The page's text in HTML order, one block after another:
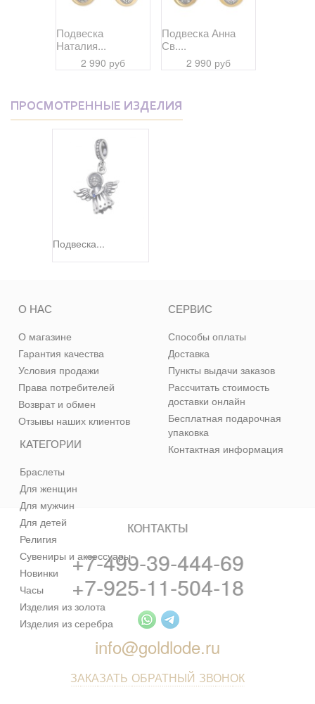
Подвеска
Наталия...
2 990 руб
Подвеска Анна
Св....
2 990 руб
ПРОСМОТРЕННЫЕ ИЗДЕЛИЯ
Подвеска...
КАТЕГОРИИ
Браслеты
Для женщин
Для мужчин
Для детей
Религия
Сувениры и аксессуары
Новинки
Часы
Изделия из золота
Изделия из серебра
О НАС
О магазине
Гарантия качества
Условия продажи
Права потребителей
Возврат и обмен
Отзывы наших клиентов
СЕРВИС
Способы оплаты
Доставка
Пункты выдачи заказов
Рассчитать стоимость
доставки онлайн
Бесплатная подарочная
упаковка
Контактная информация
КОНТАКТЫ
+7-499-39-444-69
+7-925-11-504-18
info@goldlode.ru
ЗАКАЗАТЬ ОБРАТНЫЙ ЗВОНОК